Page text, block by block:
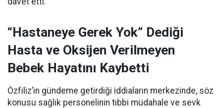
“Hastaneye Gerek Yok” Dediği
Hasta ve Oksijen Verilmeyen
Bebek Hayatını Kaybetti
Özfiliz’in gündeme getirdiği iddiaların merkezinde, söz
konusu sağlık personelinin tıbbi müdahale ve sevk